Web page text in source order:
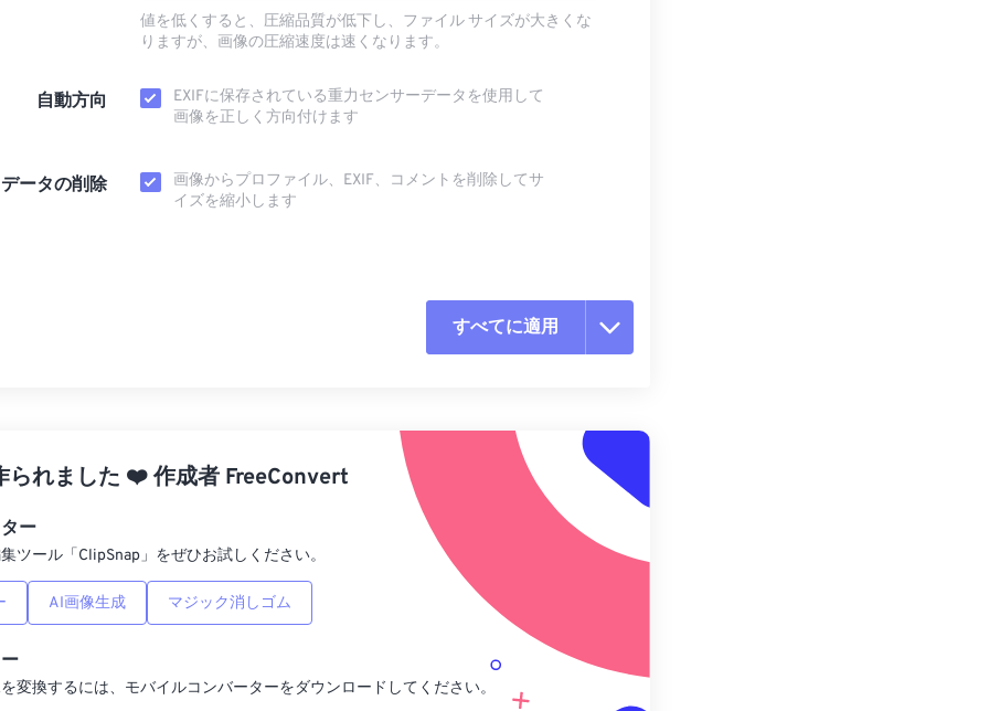
値を低くすると、圧縮品質が低下し、ファイル サイズが大きくな
りますが、画像の圧縮速度は速くなります。
自動方向
EXIFに保存されている重力センサーデータを使用して
画像を正しく方向付けます
ータの削除
画像からプロファイル、EXIF、コメントを削除してサ
イズを縮小します
すべてに適用
プリセットから適用
プリセットとして保存
られました ❤️作成者 FreeConvert
ー
ツール「ClipSnap」をぜひお試しください。
AI画像生成 マジック消しゴム
変換するには、モバイルコンバーターをダウンロードしてください。